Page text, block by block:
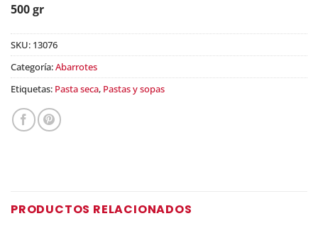
500 gr
SKU: 13076
Categoría:Abarrotes
Etiquetas: Pasta seca, Pastas y sopas
PRODUCTOS RELACIONADOS